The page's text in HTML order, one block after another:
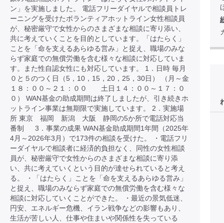
ン」を実施しました。 電話フリーダイヤルで相談員トレ
ーニングを受けたボランティアホットライン女性相談員
が、秘密厳守で女性からのさまざまな相談に寄り添い、
共に考えていくことを目的としています。「はたらく」
ことを「命を支えるあらゆる営み」と捉え、職場のみな
らず家庭での無償労働を含む様々な相談に対応していま
す。また性自認女性にも対応しています。 1．日時 毎月
０と５のつく日（5，10，15，20，25，30日） （月～金
１８：００～２１：００ 土日１４：００～１７：０
０） WAN基金の助成期間は終了しましたが、引き続きホ
ットライン事業は無期限で実施しています。 2．実施場
所 東京 福岡 新潟 大阪 静岡の5か所で電話対応当
番制 3．事業の成果 WAN基金助成期間1年間（2025年
4月～2026年3月）で173件の相談を受けた。 ・電話フリ
ーダイヤルで相談者に経済的負担なく、同性の女性相談
員が、秘密厳守で女性からのさまざまな相談に寄り添
い、共に考えていくという目的が達せられていると考え
る。 ・「はたらく」ことを「命を支えるあらゆる営み」
と捉え、職場のみならず家庭での無償労働を含む様々な
相談に対応していくことができた。 ・最近の景気低迷、
円安、エネルギー危機、イラン戦争などの影響もあり、
生活が苦しい人、仕事や住まいや関係性を失っている